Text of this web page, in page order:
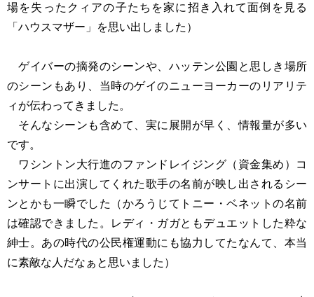
場を失ったクィアの子たちを家に招き入れて面倒を見る
「ハウスマザー」を思い出しました）
ゲイバーの摘発のシーンや、ハッテン公園と思しき場所
のシーンもあり、当時のゲイのニューヨーカーのリアリテ
ィが伝わってきました。
そんなシーンも含めて、実に展開が早く、情報量が多い
です。
ワシントン大行進のファンドレイジング（資金集め）コ
ンサートに出演してくれた歌手の名前が映し出されるシー
ンとかも一瞬でした（かろうじてトニー・ベネットの名前
は確認できました。レディ・ガガともデュエットした粋な
紳士。あの時代の公民権運動にも協力してたなんて、本当
に素敵な人だなぁと思いました）